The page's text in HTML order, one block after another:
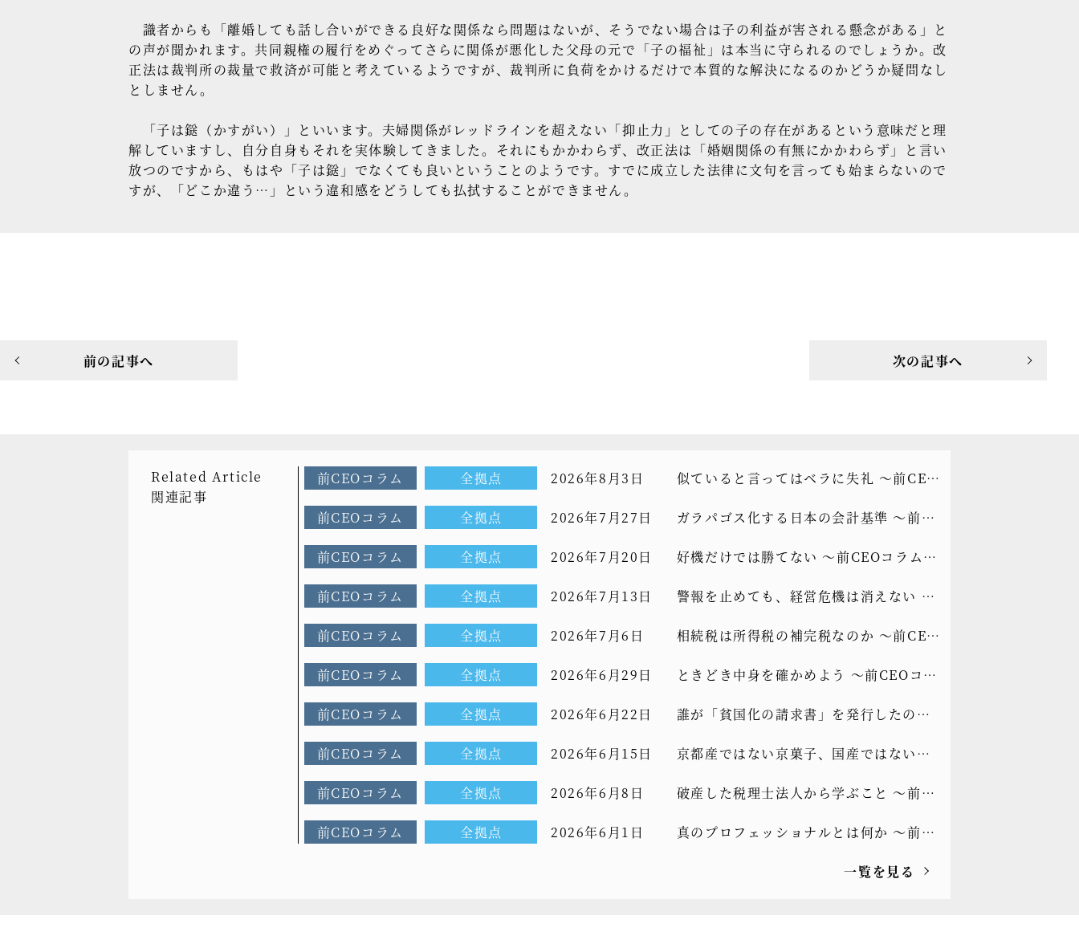
識者からも「離婚しても話し合いができる良好な関係なら問題はないが、そうでない場合は子の利益が害される懸念がある」と
の声が聞かれます。共同親権の履行をめぐってさらに関係が悪化した父母の元で「子の福祉」は本当に守られるのでしょうか。改
正法は裁判所の裁量で救済が可能と考えているようですが、裁判所に負荷をかけるだけで本質的な解決になるのかどうか疑問なし
としません。
「子は鎹（かすがい）」といいます。夫婦関係がレッドラインを超えない「抑止力」としての子の存在があるという意味だと理
解していますし、自分自身もそれを実体験してきました。それにもかかわらず、改正法は「婚姻関係の有無にかかわらず」と言い
放つのですから、もはや「子は鎹」でなくても良いということのようです。すでに成立した法律に文句を言っても始まらないので
すが、「どこか違う…」という違和感をどうしても払拭することができません。
前の記事へ 次の記事へ
Related Article
関連記事
前CEOコラム 全拠点 2026年8月3日
似ていると言ってはベラに失礼 ～前CEO
前CEOコラム
全拠点 2026年7月27日
ガラパゴス化する日本の会計基準 ～前
前CEOコラム
全拠点 2026年7月20日
好機だけでは勝てない ～前CEOコラム
前CEOコラム
全拠点 2026年7月13日
警報を止めても、経営危機は消えない ～
前CEOコラム
全拠点 2026年7月6日
相続税は所得税の補完税なのか ～前CEO
前CEOコラム
全拠点 2026年6月29日
ときどき中身を確かめよう ～前CEOコラ
前CEOコラム
全拠点 2026年6月22日
誰が「貧国化の請求書」を発行したのか
前CEOコラム
全拠点 2026年6月15日
京都産ではない京菓子、国産ではないト
を]vol.332
前CEOコラム 全拠点 2026年6月8日
破産した税理士法人から学ぶこと ～前
前CEOコラム
全拠点 2026年6月1日
真のプロフェッショナルとは何か ～前
一覧を見る